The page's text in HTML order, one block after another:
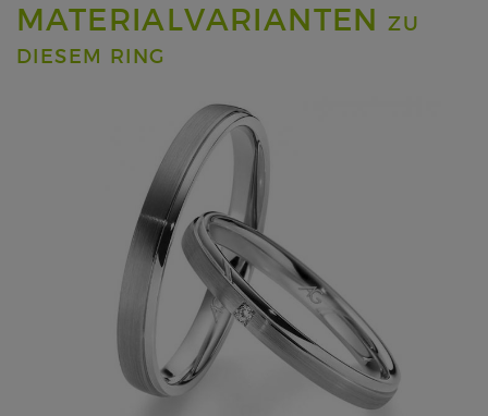
MATERIALVARIANTENZU
DIESEM RING